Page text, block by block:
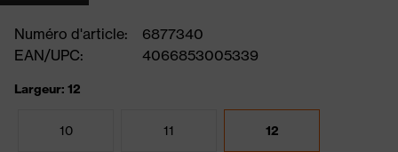
Numéro d'article:
6877340
EAN/UPC:
4066853005339
Largeur: 12
10 11 12